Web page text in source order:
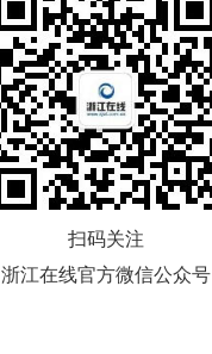
扫码关注
浙江在线官方微信公众号